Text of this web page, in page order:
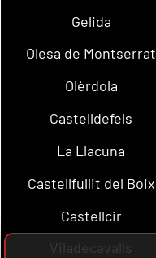
Gelida
Olesa de Montserrat
Olèrdola
Castelldefels
La Llacuna
Castellfullit del Boix
Castellcir
Viladecavalls